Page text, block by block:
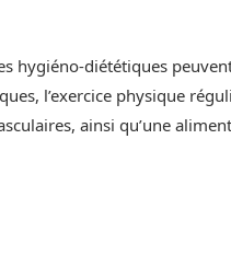
hygiéno-diététiques
l’exercice physique
ainsi qu’une